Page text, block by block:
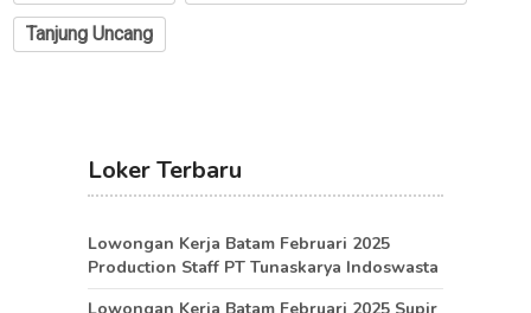
Tanjung Uncang
Loker Terbaru
Lowongan Kerja Batam Februari 2025
Production Staff PT Tunaskarya Indoswasta